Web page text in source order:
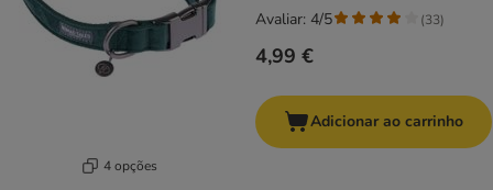
4 opções
4,99 €
Avaliar: 4/5 (33)
Adicionar ao carrinho